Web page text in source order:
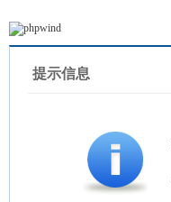
提示信息